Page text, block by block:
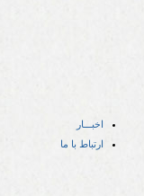
اخبـــار
ارتباط با ما